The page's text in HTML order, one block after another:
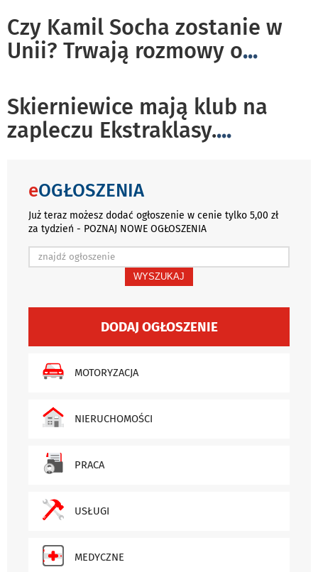
Czy Kamil Socha zostanie w
Unii? Trwają rozmowy o...
Skierniewice mają klub na
zapleczu Ekstraklasy....
eOGŁOSZENIA
Już teraz możesz dodać ogłoszenie w cenie tylko 5,00 zł
za tydzień - POZNAJ NOWE OGŁOSZENIA
WYSZUKAJ
DODAJ OGŁOSZENIE
MOTORYZACJA
NIERUCHOMOŚCI
PRACA
USŁUGI
MEDYCZNE